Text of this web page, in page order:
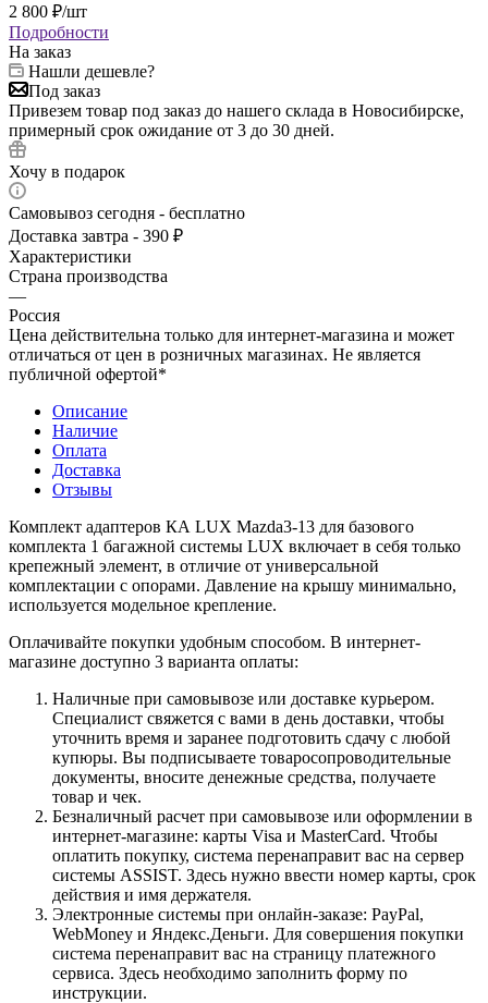
2 800 ₽/шт
Подробности
На заказ
Нашли дешевле?
Под заказ
Привезем товар под заказ до нашего склада в Новосибирске,
примерный срок ожидание от 3 до 30 дней.
Хочу в подарок
Самовывоз сегодня - бесплатно
Доставка завтра - 390 ₽
Характеристики
Страна производства
—
Россия
Цена действительна только для интернет-магазина и может
отличаться от цен в розничных магазинах. Не является
публичной офертой*
Описание
Наличие
Оплата
Доставка
Отзывы
Комплект адаптеров КА LUX Mazda3-13 для базового
комплекта 1 багажной системы LUX включает в себя только
крепежный элемент, в отличие от универсальной
комплектации с опорами. Давление на крышу минимально,
используется модельное крепление.
Оплачивайте покупки удобным способом. В интернет-
магазине доступно 3 варианта оплаты:
Наличные при самовывозе или доставке курьером.
Специалист свяжется с вами в день доставки, чтобы
уточнить время и заранее подготовить сдачу с любой
купюры. Вы подписываете товаросопроводительные
документы, вносите денежные средства, получаете
товар и чек.
Безналичный расчет при самовывозе или оформлении в
интернет-магазине: карты Visa и MasterCard. Чтобы
оплатить покупку, система перенаправит вас на сервер
системы ASSIST. Здесь нужно ввести номер карты, срок
действия и имя держателя.
Электронные системы при онлайн-заказе: PayPal,
WebMoney и Яндекс.Деньги. Для совершения покупки
система перенаправит вас на страницу платежного
сервиса. Здесь необходимо заполнить форму по
инструкции.